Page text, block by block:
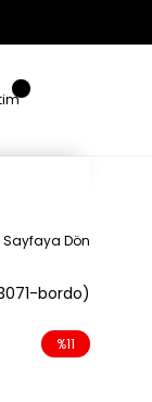
Sayfaya Dön
bordo)
%11